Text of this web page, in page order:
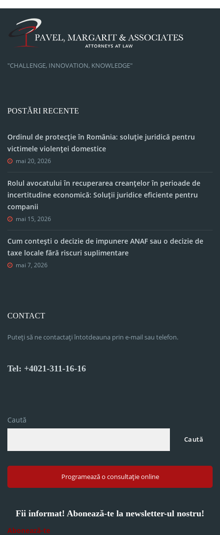
"CHALLENGE, INNOVATION, KNOWLEDGE"
POSTĂRI RECENTE
Ordinul de protecție în România: soluție juridică pentru
victimele violenței domestice
mai 20, 2026
Rolul avocatului în recuperarea creanțelor în perioade de
incertitudine economică: Soluții juridice eficiente pentru
companii
mai 15, 2026
Cum contești o decizie de impunere ANAF sau o decizie de
taxe locale fără riscuri suplimentare
mai 7, 2026
CONTACT
Puteți să ne contactați întotdeauna prin e-mail sau telefon.
Tel: +4021-311-16-16
Caută
Caută
Programează o consultație online
Fii informat! Abonează-te la newsletter-ul nostru!
Abonează-te